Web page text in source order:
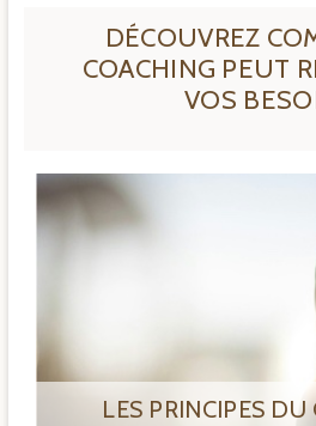
DÉCOUVREZ
COACHING PEUT
VOS
LES PRINCIPES DU